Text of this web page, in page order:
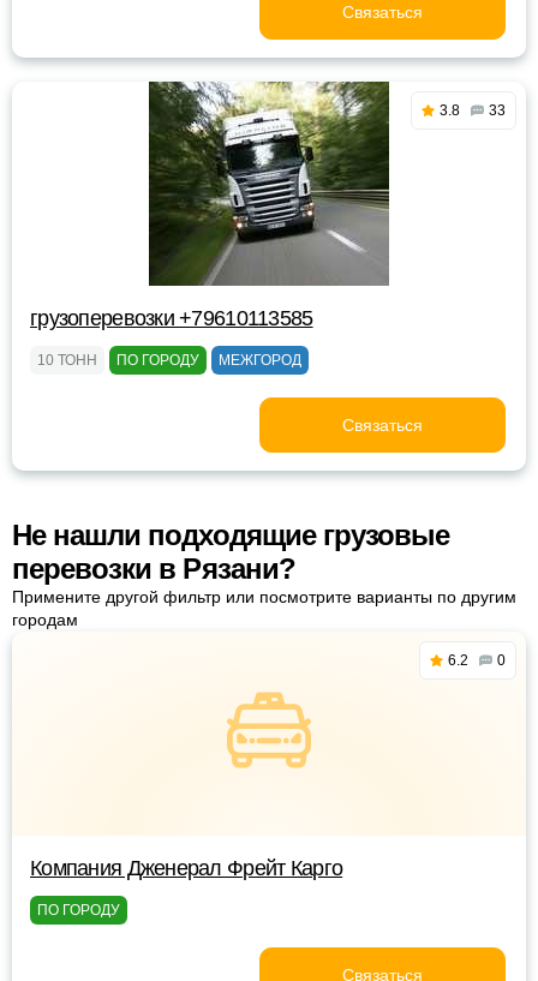
Связаться
3.8 33
грузоперевозки +79610113585
10 ТОНН ПО ГОРОДУ МЕЖГОРОД
Связаться
Не нашли подходящие грузовые
перевозки в Рязани?
Примените другой фильтр или посмотрите варианты по другим
городам
6.2 0
Компания Дженерал Фрейт Карго
ПО ГОРОДУ
Связаться